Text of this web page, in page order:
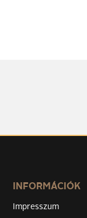
INFORMÁCIÓK
Impresszum